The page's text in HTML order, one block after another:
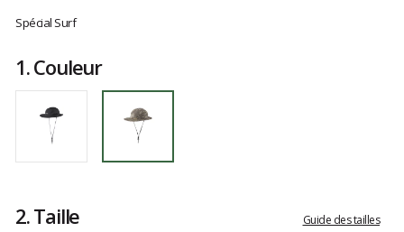
L-
avis
Spécial Surf
1.Couleur
2.Taille Guide des tailles